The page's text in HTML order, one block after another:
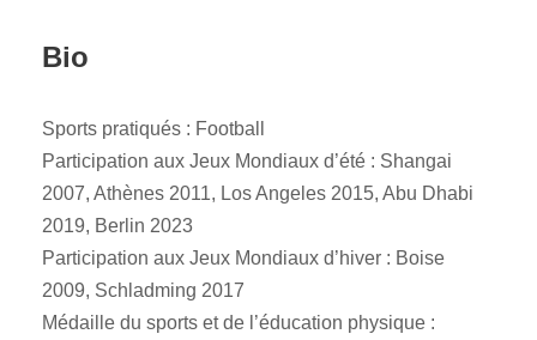
Bio
Sports pratiqués : Football
Participation aux Jeux Mondiaux d’été : Shangai
2007, Athènes 2011, Los Angeles 2015, Abu Dhabi
2019, Berlin 2023
Participation aux Jeux Mondiaux d’hiver : Boise
2009, Schladming 2017
Médaille du sports et de l’éducation physique :